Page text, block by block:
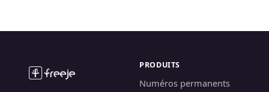
PRODUITS
Numéros permanents